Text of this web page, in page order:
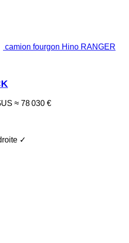
camion fourgon Hino RANGER
≈ 78 030 €
✓